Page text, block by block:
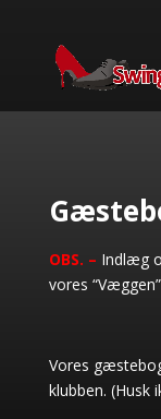
OBS. – Indlæg
vores “Væggen”
Vores
klubben. (Husk